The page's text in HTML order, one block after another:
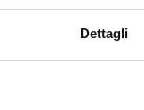
Dettagli
tutti
questo